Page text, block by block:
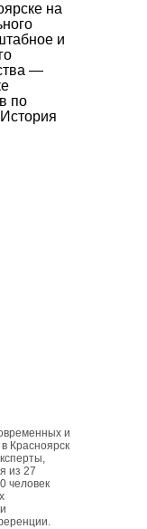
и
Красноярск
из 27
человек
на
и
—
по